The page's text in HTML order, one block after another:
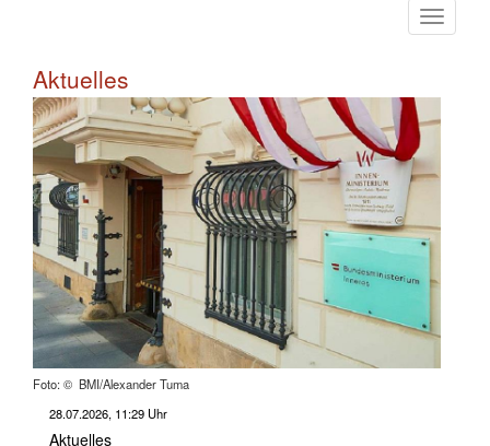
ein-/
Aktuelles
Foto: © BMI/Alexander Tuma
28.07.2026, 11:29 Uhr
Aktuelles